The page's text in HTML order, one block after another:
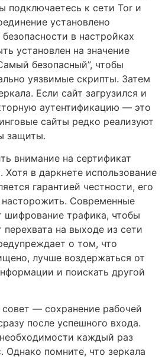
подключаетесь к сети Tor и
установлено
в настройках
установлен на значение
безопасный”, чтобы
уязвимые скрипты. Затем
Если сайт загрузился и
аутентификацию — это
сайты редко реализуют
защиты.
внимание на сертификат
Хотя в даркнете использование
гарантией честности, его
Современные
шифрование трафика, чтобы
на выходе из сети
о том, что
лучше воздержаться от
и поискать другой
— сохранение рабочей
после успешного входа.
каждый раз
Однако помните, что зеркала